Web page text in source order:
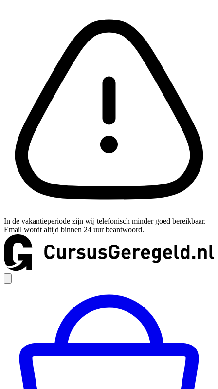
In de vakantieperiode zijn wij telefonisch minder goed bereikbaar.
Email wordt altijd binnen 24 uur beantwoord.